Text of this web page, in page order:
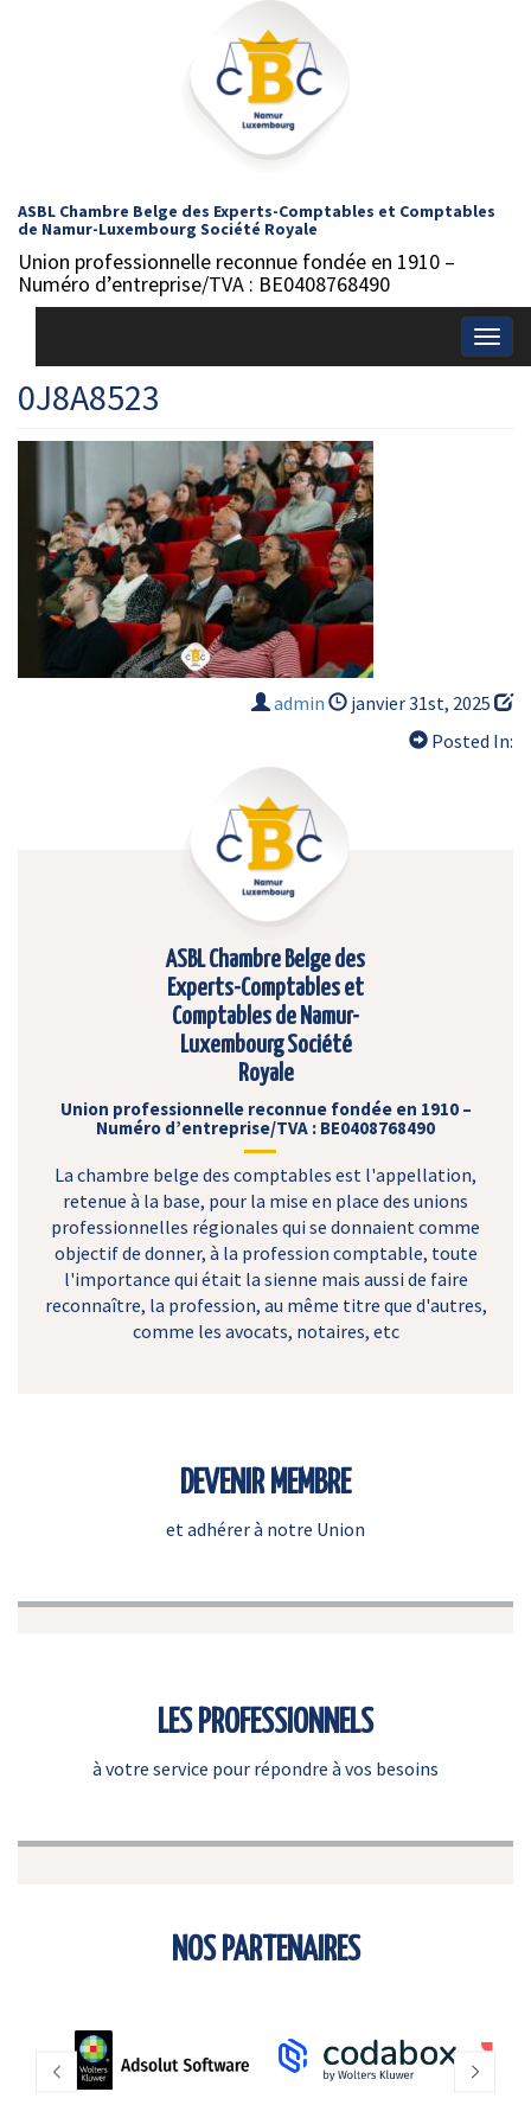
ASBL Chambre Belge des Experts-Comptables et Comptables
de Namur-Luxembourg Société Royale
Union professionnelle reconnue fondée en 1910 –
Numéro d’entreprise/TVA : BE0408768490
0J8A8523
admin
janvier 31st, 2025
Posted In:
ASBL Chambre Belge des
Experts-Comptables et
Comptables de Namur-
Luxembourg Société
Royale
Union professionnelle reconnue fondée en 1910 –
Numéro d’entreprise/TVA : BE0408768490
La chambre belge des comptables est l'appellation,
retenue à la base, pour la mise en place des unions
professionnelles régionales qui se donnaient comme
objectif de donner, à la profession comptable, toute
l'importance qui était la sienne mais aussi de faire
reconnaître, la profession, au même titre que d'autres,
comme les avocats, notaires, etc
DEVENIR MEMBRE
et adhérer à notre Union
LES PROFESSIONNELS
à votre service pour répondre à vos besoins
NOS PARTENAIRES